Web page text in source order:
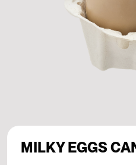
MILKY EGGS